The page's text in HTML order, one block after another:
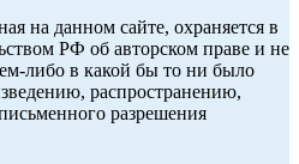
на данном сайте, охраняется в
РФ об авторском праве и не
либо в какой бы то ни было
распространению,
разрешения